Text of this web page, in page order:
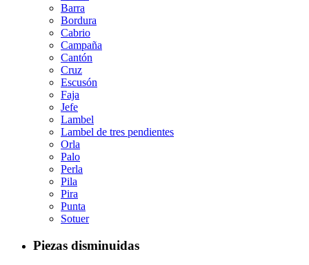
Barra
Bordura
Cabrio
Campaña
Cantón
Cruz
Escusón
Faja
Jefe
Lambel
Lambel de tres pendientes
Orla
Palo
Perla
Pila
Pira
Punta
Sotuer
Piezas disminuidas